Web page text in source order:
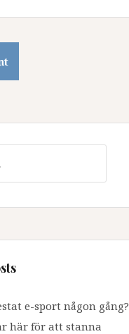
e-sport någon gång?
här för att stanna